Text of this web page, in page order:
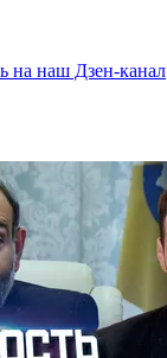
на наш Дзен-канал